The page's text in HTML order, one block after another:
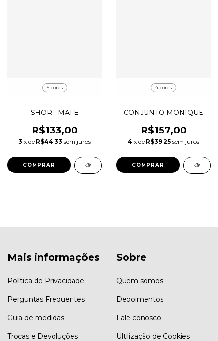
5 cores
SHORT MAFE
R$133,00
3 x de R$44,33 sem juros
COMPRAR
4 cores
CONJUNTO MONIQUE
R$157,00
4 x de R$39,25 sem juros
COMPRAR
Mais informações
Política de Privacidade
Perguntas Frequentes
Guia de medidas
Trocas e Devoluções
Sobre
Quem somos
Depoimentos
Fale conosco
Ultilização de Cookies